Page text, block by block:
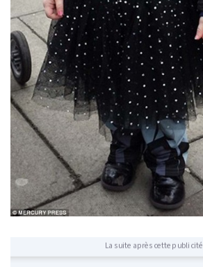
La suite après cette publicité